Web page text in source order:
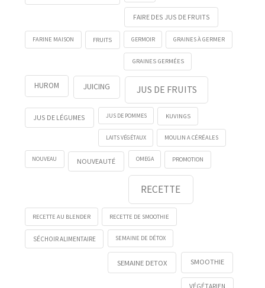
FAIRE DES JUS DE FRUITS
FARINE MAISON FRUITS GERMOIR GRAINES À GERMER
GRAINES GERMÉES
HUROM JUICING JUS DE FRUITS
JUS DE LÉGUMES JUS DE POMMES KUVINGS
LAITS VÉGÉTAUX MOULIN A CÉRÉALES
NOUVEAU NOUVEAUTÉ OMEGA PROMOTION
RECETTE
RECETTE AU BLENDER RECETTE DE SMOOTHIE
SÉCHOIR ALIMENTAIRE SEMAINE DE DÉTOX
SEMAINE DETOX SMOOTHIE